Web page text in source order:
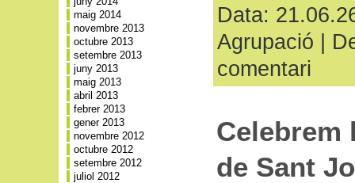
maig 2014
novembre 2013
octubre 2013
setembre 2013
juny 2013
maig 2013
abril 2013
febrer 2013
gener 2013
novembre 2012
octubre 2012
setembre 2012
juliol 2012
Data:
Agrupació
comentari
Celebrem
de Sant